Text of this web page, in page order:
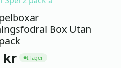
Box Utan
kr ●I lager